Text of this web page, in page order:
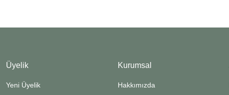
Üyelik
Yeni Üyelik
Kurumsal
Hakkımızda